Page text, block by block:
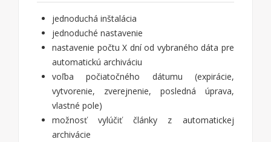
jednoduchá inštalácia
jednoduché nastavenie
nastavenie počtu X dní od vybraného dáta pre
automatickú archiváciu
voľba počiatočného dátumu (expirácie,
vytvorenie, zverejnenie, posledná úprava,
vlastné pole)
možnosť vylúčiť články z automatickej
archivácie